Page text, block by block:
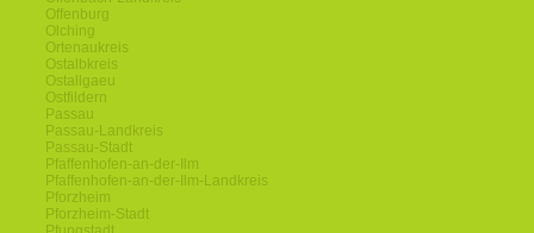
Offenburg
Olching
Ortenaukreis
Ostalbkreis
Ostallgaeu
Ostfildern
Passau
Passau-Landkreis
Passau-Stadt
Pfaffenhofen-an-der-Ilm
Pfaffenhofen-an-der-Ilm-Landkreis
Pforzheim
Pforzheim-Stadt